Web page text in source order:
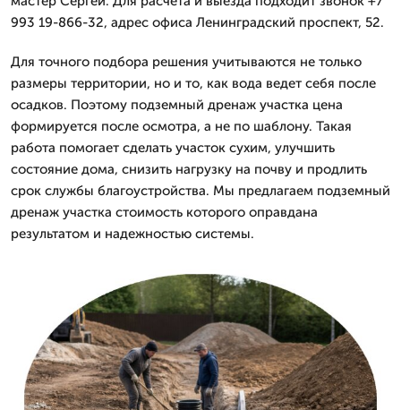
993 19-866-32, адрес офиса Ленинградский проспект, 52.
Для точного подбора решения учитываются не только
размеры территории, но и то, как вода ведет себя после
осадков. Поэтому подземный дренаж участка цена
формируется после осмотра, а не по шаблону. Такая
работа помогает сделать участок сухим, улучшить
состояние дома, снизить нагрузку на почву и продлить
срок службы благоустройства. Мы предлагаем подземный
дренаж участка стоимость которого оправдана
результатом и надежностью системы.